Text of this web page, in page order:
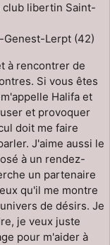
club libertin Saint-
Genest-Lerpt (42)
à rencontrer de
Si vous êtes
Halifa et
et provoquer
doit me faire
J'aime aussi le
à un rendez-
un partenaire
qu'il me montre
de désirs. Je
je veux juste
pour m'aider à